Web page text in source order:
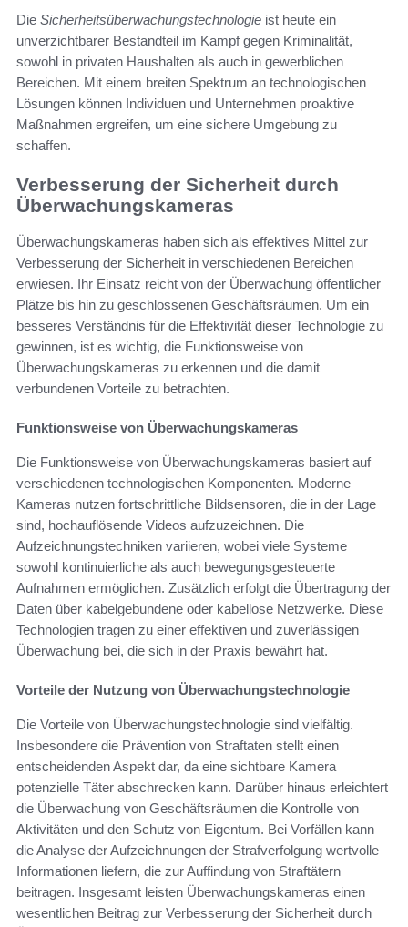
Die Sicherheitsüberwachungstechnologie ist heute ein
unverzichtbarer Bestandteil im Kampf gegen Kriminalität,
sowohl in privaten Haushalten als auch in gewerblichen
Bereichen. Mit einem breiten Spektrum an technologischen
Lösungen können Individuen und Unternehmen proaktive
Maßnahmen ergreifen, um eine sichere Umgebung zu
schaffen.
Verbesserung der Sicherheit durch
Überwachungskameras
Überwachungskameras haben sich als effektives Mittel zur
Verbesserung der Sicherheit in verschiedenen Bereichen
erwiesen. Ihr Einsatz reicht von der Überwachung öffentlicher
Plätze bis hin zu geschlossenen Geschäftsräumen. Um ein
besseres Verständnis für die Effektivität dieser Technologie zu
gewinnen, ist es wichtig, die Funktionsweise von
Überwachungskameras zu erkennen und die damit
verbundenen Vorteile zu betrachten.
Funktionsweise von Überwachungskameras
Die Funktionsweise von Überwachungskameras basiert auf
verschiedenen technologischen Komponenten. Moderne
Kameras nutzen fortschrittliche Bildsensoren, die in der Lage
sind, hochauflösende Videos aufzuzeichnen. Die
Aufzeichnungstechniken variieren, wobei viele Systeme
sowohl kontinuierliche als auch bewegungsgesteuerte
Aufnahmen ermöglichen. Zusätzlich erfolgt die Übertragung der
Daten über kabelgebundene oder kabellose Netzwerke. Diese
Technologien tragen zu einer effektiven und zuverlässigen
Überwachung bei, die sich in der Praxis bewährt hat.
Vorteile der Nutzung von Überwachungstechnologie
Die Vorteile von Überwachungstechnologie sind vielfältig.
Insbesondere die Prävention von Straftaten stellt einen
entscheidenden Aspekt dar, da eine sichtbare Kamera
potenzielle Täter abschrecken kann. Darüber hinaus erleichtert
die Überwachung von Geschäftsräumen die Kontrolle von
Aktivitäten und den Schutz von Eigentum. Bei Vorfällen kann
die Analyse der Aufzeichnungen der Strafverfolgung wertvolle
Informationen liefern, die zur Auffindung von Straftätern
beitragen. Insgesamt leisten Überwachungskameras einen
wesentlichen Beitrag zur Verbesserung der Sicherheit durch